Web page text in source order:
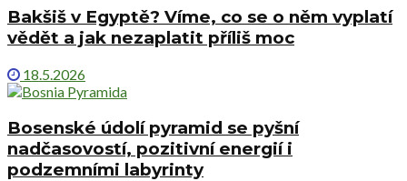
Bakšiš v Egyptě? Víme, co se o něm vyplatí
vědět a jak nezaplatit příliš moc
18.5.2026
Bosenské údolí pyramid se pyšní
nadčasovostí, pozitivní energií i
podzemními labyrinty